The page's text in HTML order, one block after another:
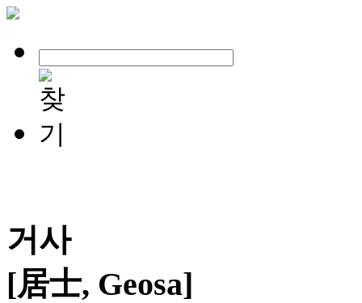
거사
[居士, Geosa]